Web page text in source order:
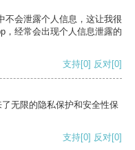
不会泄露个人信息，这让我很
，经常会出现个人信息泄露的
支持[0] 反对[0]
无限的隐私保护和安全性保
支持[0] 反对[0]